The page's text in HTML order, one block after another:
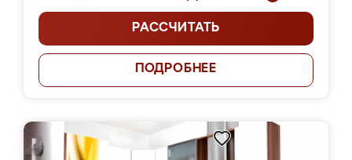
РАССЧИТАТЬ
ПОДРОБНЕЕ